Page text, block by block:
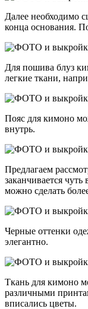
Далее необходимо
конца основания.
Для пошива блуз
легкие ткани,
Пояс для кимоно
внутрь.
Предлагаем
заканчивается
можно сделать
Черные оттенки
элегантно.
Ткань для кимоно
различными
вписались цветы.